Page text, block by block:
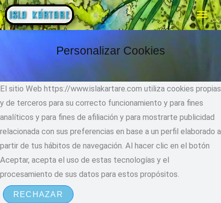
Ir
al
Personalizar Cookies
El sitio Web https://www.islakartare.com utiliza cookies propias
y de terceros para su correcto funcionamiento y para fines
analíticos y para fines de afiliación y para mostrarte publicidad
relacionada con sus preferencias en base a un perfil elaborado a
partir de tus hábitos de navegación. Al hacer clic en el botón
Aceptar, acepta el uso de estas tecnologías y el
procesamiento de sus datos para estos propósitos.
RECHAZAR